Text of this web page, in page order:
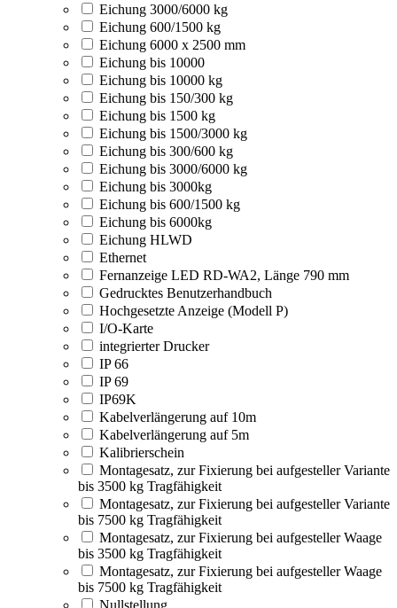
Eichung 3000/6000 kg
Eichung 600/1500 kg
Eichung 6000 x 2500 mm
Eichung bis 10000
Eichung bis 10000 kg
Eichung bis 150/300 kg
Eichung bis 1500 kg
Eichung bis 1500/3000 kg
Eichung bis 300/600 kg
Eichung bis 3000/6000 kg
Eichung bis 3000kg
Eichung bis 600/1500 kg
Eichung bis 6000kg
Eichung HLWD
Ethernet
Fernanzeige LED RD-WA2, Länge 790 mm
Gedrucktes Benutzerhandbuch
Hochgesetzte Anzeige (Modell P)
I/O-Karte
integrierter Drucker
IP 66
IP 69
IP69K
Kabelverlängerung auf 10m
Kabelverlängerung auf 5m
Kalibrierschein
Montagesatz, zur Fixierung bei aufgesteller Variante
bis 3500 kg Tragfähigkeit
Montagesatz, zur Fixierung bei aufgesteller Variante
bis 7500 kg Tragfähigkeit
Montagesatz, zur Fixierung bei aufgesteller Waage
bis 3500 kg Tragfähigkeit
Montagesatz, zur Fixierung bei aufgesteller Waage
bis 7500 kg Tragfähigkeit
Nullstellung